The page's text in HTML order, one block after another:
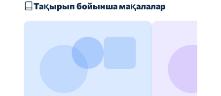
Тақырып бойынша мақалалар